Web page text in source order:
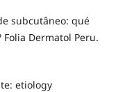
subcutâneo: qué
Dermatol Peru.
etiology